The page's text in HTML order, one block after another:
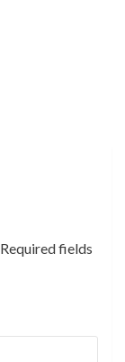
Required fields